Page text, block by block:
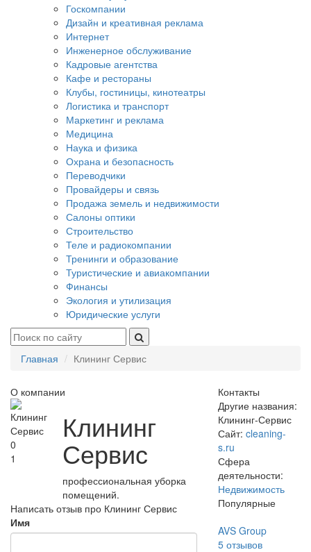
Госкомпании
Дизайн и креативная реклама
Интернет
Инженерное обслуживание
Кадровые агентства
Кафе и рестораны
Клубы, гостиницы, кинотеатры
Логистика и транспорт
Маркетинг и реклама
Медицина
Наука и физика
Охрана и безопасность
Переводчики
Провайдеры и связь
Продажа земель и недвижимости
Салоны оптики
Строительство
Теле и радиокомпании
Тренинги и образование
Туристические и авиакомпании
Финансы
Экология и утилизация
Юридические услуги
Главная Клининг Сервис
О компании
0
1
Клининг
Сервис
профессиональная уборка
помещений.
Написать отзыв про Клининг Сервис
Имя
Контакты
Другие названия:
Клининг-Сервис
Сайт: cleaning-
s.ru
Сфера
деятельности:
Недвижимость
Популярные
AVS Group
5отзывов